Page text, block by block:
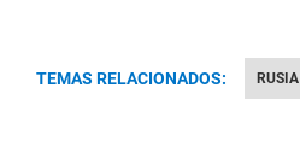
TEMAS RELACIONADOS: RUSIA